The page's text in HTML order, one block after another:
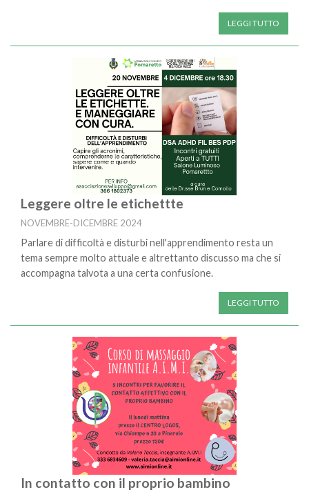
LEGGI TUTTO
Leggere oltre le etichettte
NOVEMBRE-DICEMBRE 2024
Parlare di difficoltà e disturbi nell'apprendimento resta un
tema sempre molto attuale e altrettanto discusso ma che si
accompagna talvota a una certa confusione.
LEGGI TUTTO
In contatto con il proprio bambino